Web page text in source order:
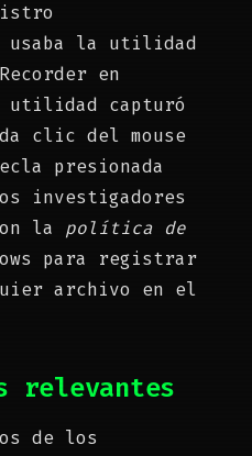
usaba la utilidad
en
utilidad capturó
clic del mouse
presionada
investigadores
la política de
para registrar
archivo en el
relevantes
de los